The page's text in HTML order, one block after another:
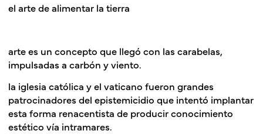
el arte de alimentar la tierra
arte es un concepto que llegó con las carabelas,
impulsadas a carbón y viento.
la iglesia católica y el vaticano fueron grandes
patrocinadores del epistemicidio que intentó implantar
esta forma renacentista de producir conocimiento
estético vía intramares.